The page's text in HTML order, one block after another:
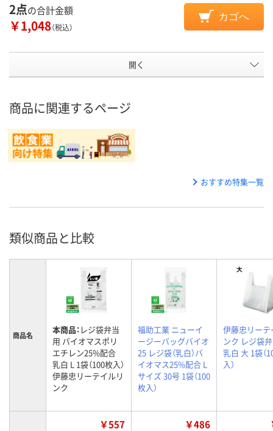
2点の合計金額
￥1,048（税込）
カゴへ
開く
商品に関連するページ
おすすめ特集一覧
類似商品と比較
商品名 本商品： レジ袋弁当
用 バイオマスポリ
エチレン25%配合
乳白 L 1袋（100枚入）
伊藤忠リーテイルリ
ンク
福助工業 ニューイ
ージーバッグバイオ
25 レジ袋（乳白）バ
イオマス25%配合 L
サイズ 30号 1袋（100
枚入）
伊藤忠リーテ
ンク レジ袋
乳白 大 1袋（
入）
￥557 ￥486